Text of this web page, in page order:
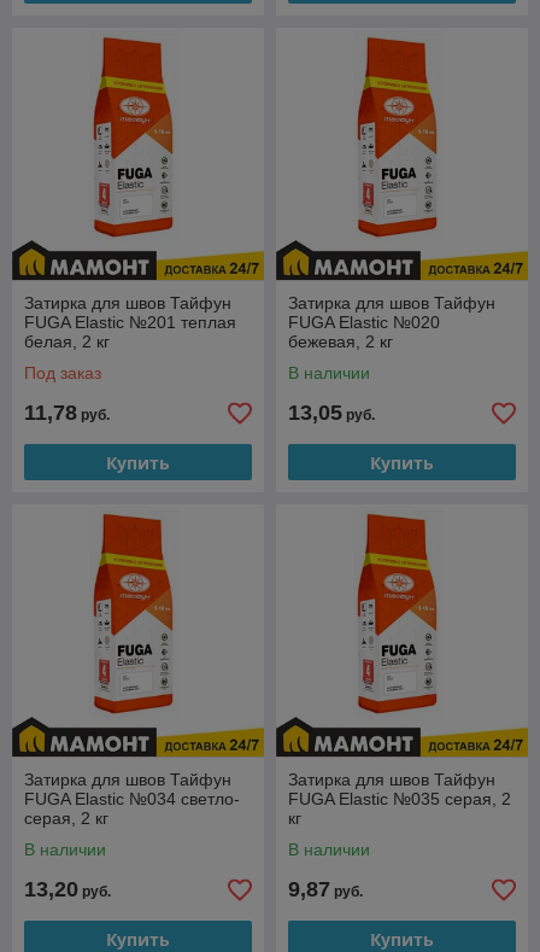
Затирка для швов Тайфун
FUGA Elastic №201 теплая
белая, 2 кг
Под заказ
11,78 руб.
Купить
Затирка для швов Тайфун
FUGA Elastic №020
бежевая, 2 кг
В наличии
13,05 руб.
Купить
Затирка для швов Тайфун
FUGA Elastic №034 светло-
серая, 2 кг
В наличии
13,20 руб.
Купить
Затирка для швов Тайфун
FUGA Elastic №035 серая, 2
кг
В наличии
9,87 руб.
Купить